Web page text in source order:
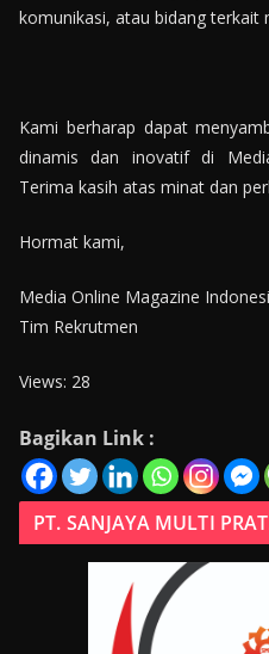
komunikasi, atau bidang terkait
Kami berharap dapat
dinamis dan inovatif di
Terima kasih atas minat dan
Hormat kami,
Media Online Magazine
Tim Rekrutmen
Views: 28
Bagikan Link :
PT. SANJAYA MULTI